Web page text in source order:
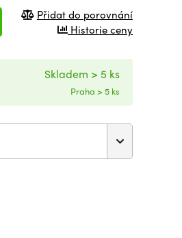
Přidat do porovnání
Historie ceny
Skladem > 5 ks
Praha > 5 ks